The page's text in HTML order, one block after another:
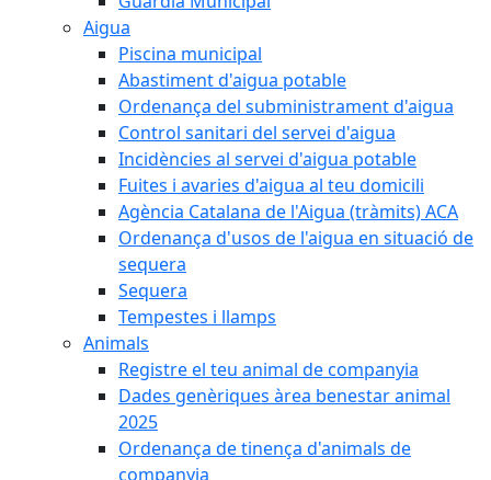
Aigua
Piscina municipal
Abastiment d'aigua potable
Ordenança del subministrament d'aigua
Control sanitari del servei d'aigua
Incidències al servei d'aigua potable
Fuites i avaries d'aigua al teu domicili
Agència Catalana de l'Aigua (tràmits) ACA
Ordenança d'usos de l'aigua en situació de
sequera
Sequera
Tempestes i llamps
Animals
Registre el teu animal de companyia
Dades genèriques àrea benestar animal
2025
Ordenança de tinença d'animals de
companyia